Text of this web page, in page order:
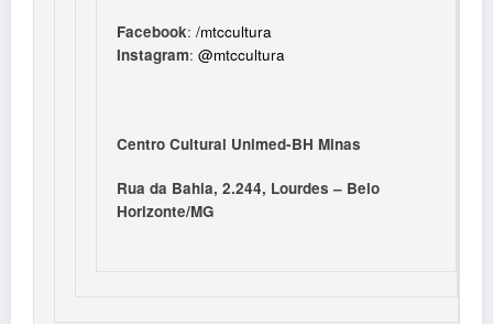
Facebook: /mtccultura
Instagram: @mtccultura
Centro Cultural Unimed-BH Minas
Rua da Bahia, 2.244, Lourdes – Belo
Horizonte/MG